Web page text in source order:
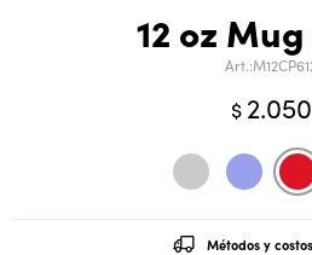
12 oz
$ 2.050
Métodos y